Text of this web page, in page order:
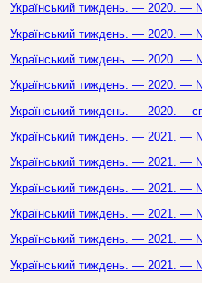
Український тиждень. — 2020. —
Український тиждень. — 2020. —
Український тиждень. — 2020. —
Український тиждень. — 2020. —
Український тиждень. — 2020.
Український тиждень. — 2021. —
Український тиждень. — 2021. —
Український тиждень. — 2021. —
Український тиждень. — 2021. —
Український тиждень. — 2021. —
Український тиждень. — 2021. —